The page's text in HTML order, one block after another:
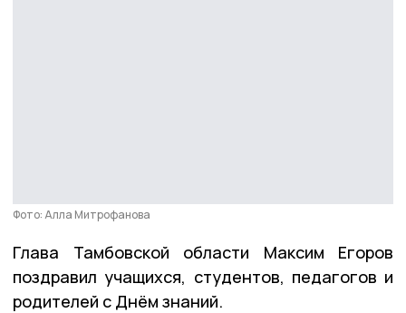
Фото: Алла Митрофанова
Глава Тамбовской области Максим Егоров
поздравил учащихся, студентов, педагогов и
родителей с Днём знаний.